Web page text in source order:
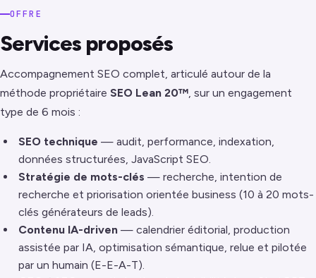
OFFRE
Services proposés
Accompagnement SEO complet, articulé autour de la
méthode propriétaire SEO Lean 20™ , sur un engagement
type de 6 mois :
SEO technique — audit, performance, indexation,
données structurées, JavaScript SEO.
Stratégie de mots-clés — recherche, intention de
recherche et priorisation orientée business (10 à 20 mots-
clés générateurs de leads).
Contenu IA-driven — calendrier éditorial, production
assistée par IA, optimisation sémantique, relue et pilotée
par un humain (E-E-A-T).